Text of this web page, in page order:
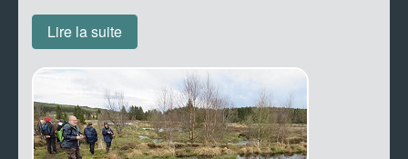
Lire la suite